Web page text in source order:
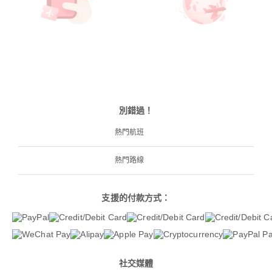
別錯過！
熱門航班
熱門路線
支援的付款方式：
社交媒體